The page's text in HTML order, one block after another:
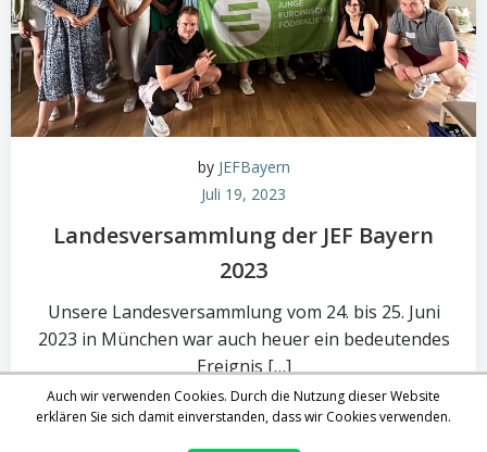
by JEFBayern
Juli 19, 2023
Landesversammlung der JEF Bayern
2023
Unsere Landesversammlung vom 24. bis 25. Juni
2023 in München war auch heuer ein bedeutendes
Ereignis […]
0 read more
Auch wir verwenden Cookies. Durch die Nutzung dieser Website
erklären Sie sich damit einverstanden, dass wir Cookies verwenden.